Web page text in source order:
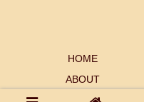
HOME
ABOUT